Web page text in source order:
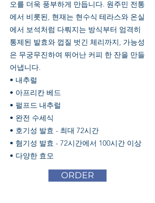
오를 더욱 풍부하게 만듭니다. 원주민 전통
에서 비롯된, 현재는 현수식 테라스와 온실
에서 보석처럼 다뤄지는 방식부터 엄격히
통제된 발효와 껍질 벗긴 체리까지, 가능성
은 무궁무진하여 뛰어난 커피 한 잔을 만들
어냅니다.
• 내추럴
• 아프리칸 베드
• 펄프드 내추럴
• 완전 수세식
• 호기성 발효 - 최대 72시간
• 혐기성 발효 - 72시간에서 100시간 이상
• 다양한 효모
ORDER